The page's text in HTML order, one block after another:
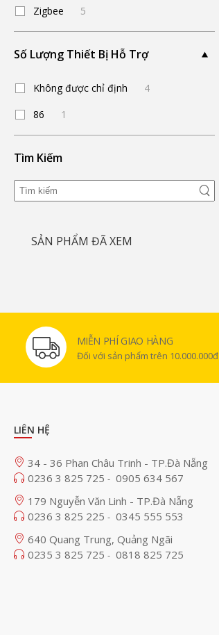
Zigbee 5
Số Lượng Thiết Bị Hỗ Trợ
Không được chỉ định
4
86
1
Tìm Kiếm
SẢN PHẨM ĐÃ XEM
MIỄN PHÍ GIAO HÀNG
Đối với sản phẩm trên 10.000.000đ
LIÊN HỆ
34 - 36 Phan Châu Trinh - TP.Đà Nẵng
0236 3 825 725 - 0905 634 567
179 Nguyễn Văn Linh - TP.Đà Nẵng
0236 3 825 225 - 0345 555 553
640 Quang Trung, Quảng Ngãi
0235 3 825 725 - 0818 825 725